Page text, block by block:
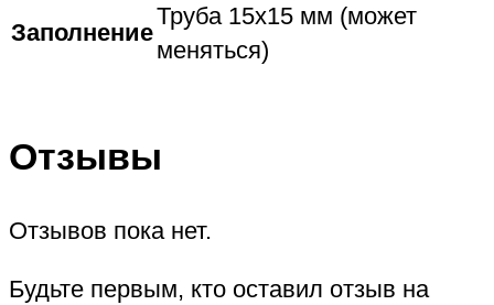
Заполнение
Труба 15х15 мм (может
меняться)
Отзывы
Отзывов пока нет.
Будьте первым, кто оставил отзыв на